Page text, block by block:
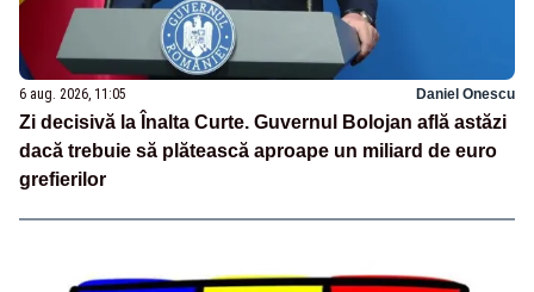
6 aug. 2026, 11:05 Daniel Onescu
Zi decisivă la Înalta Curte. Guvernul Bolojan află astăzi
dacă trebuie să plătească aproape un miliard de euro
grefierilor